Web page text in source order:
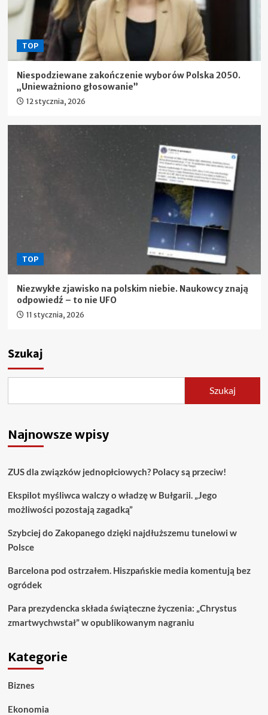
TOP
Niespodziewane zakończenie wyborów Polska 2050.
„Unieważniono głosowanie”
12 stycznia, 2026
TOP
Niezwykłe zjawisko na polskim niebie. Naukowcy znają
odpowiedź – to nie UFO
11 stycznia, 2026
Szukaj
Szukaj
Najnowsze wpisy
ZUS dla związków jednopłciowych? Polacy są przeciw!
Ekspilot myśliwca walczy o władzę w Bułgarii. „Jego
możliwości pozostają zagadką”
Szybciej do Zakopanego dzięki najdłuższemu tunelowi w
Polsce
Barcelona pod ostrzałem. Hiszpańskie media komentują bez
ogródek
Para prezydencka składa świąteczne życzenia: „Chrystus
zmartwychwstał” w opublikowanym nagraniu
Kategorie
Biznes
Ekonomia